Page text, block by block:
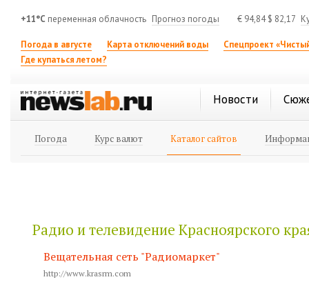
+11°C переменная облачность Прогноз погоды € 94,84$ 82,17
Погода в августе Карта отключений воды
Спецпроект
Где купаться летом?
Новости
Погода Курс валют Каталог сайтов
Радио и телевидение Красноярского
Вещательная сеть "Радиомаркет"
http://www.krasrm.com